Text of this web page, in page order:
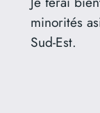
minorités
Sud-Est.